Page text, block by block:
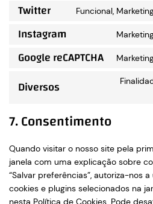
Twitter Funcional,
Instagram
Google reCAPTCHA
Diversos
7. Consentimento
Quando visitar o nosso site pela
janela com uma explicação sobre
“Salvar preferências”, autoriza-nos
cookies e plugins selecionados na
nesta Política de Cookies. Pode